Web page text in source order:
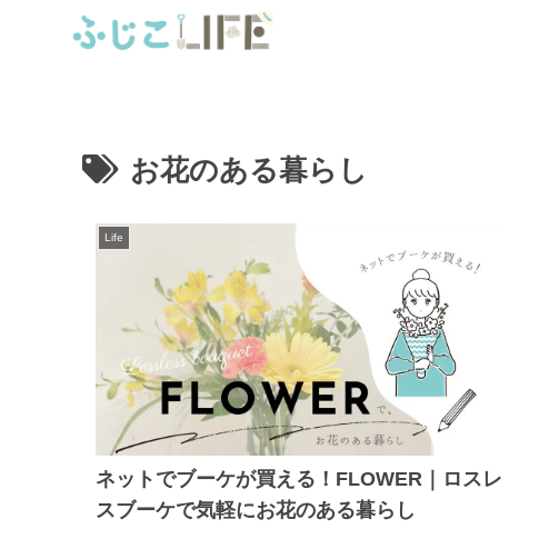
お花のある暮らし
Life
ネットでブーケが買える！FLOWER｜ロスレ
スブーケで気軽にお花のある暮らし